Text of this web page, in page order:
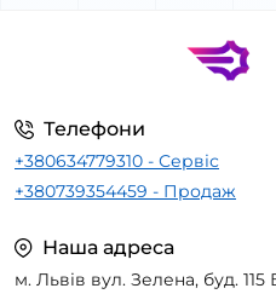
Телефони
+380634779310 - Сервіс
+380739354459 - Продаж
Наша адреса
м. Львів вул. Зелена, буд. 115